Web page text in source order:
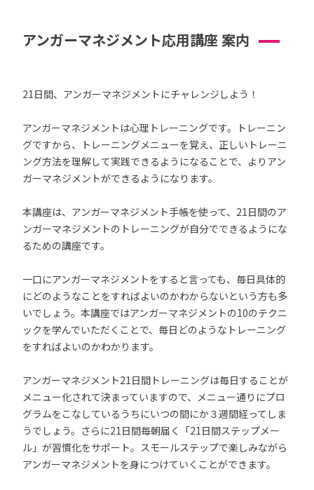
アンガーマネジメント応用講座 案内
21日間、アンガーマネジメントにチャレンジしよう！
アンガーマネジメントは心理トレーニングです。トレーニン
グですから、トレーニングメニューを覚え、正しいトレーニ
ング方法を理解して実践できるようになることで、よりアン
ガーマネジメントができるようになります。
本講座は、アンガーマネジメント手帳を使って、21日間のア
ンガーマネジメントのトレーニングが自分でできるようにな
るための講座です。
一口にアンガーマネジメントをすると言っても、毎日具体的
にどのようなことをすればよいのかわからないという方も多
いでしょう。本講座ではアンガーマネジメントの10のテクニ
ックを学んでいただくことで、毎日どのようなトレーニング
をすればよいのかわかります。
アンガーマネジメント21日間トレーニングは毎日することが
メニュー化されて決まっていますので、メニュー通りにプロ
グラムをこなしているうちにいつの間にか３週間経ってしま
うでしょう。さらに21日間毎朝届く「21日間ステップメー
ル」が習慣化をサポート。スモールステップで楽しみながら
アンガーマネジメントを身につけていくことができます。